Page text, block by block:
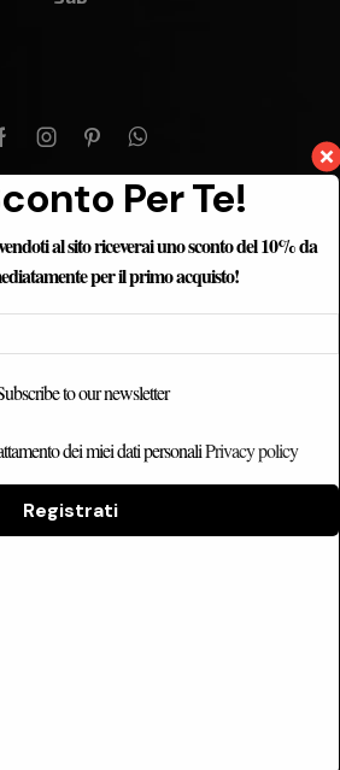
Per Te!
al sito riceverai uno sconto del 10% da
per il primo acquisto!
to our newsletter
dei miei dati personaliPrivacy policy
Registrati